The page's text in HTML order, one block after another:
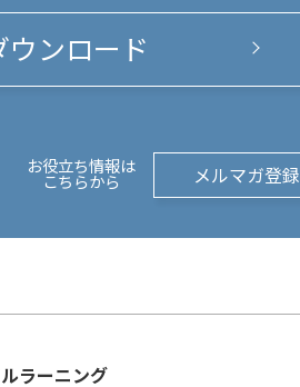
ウンロード
お役立ち情報は
こちらから
メルマガ登録
ラーニング